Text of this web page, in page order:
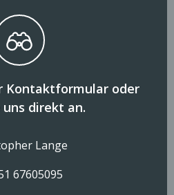
Kontaktformular oder
uns direkt an.
Lange
67605095